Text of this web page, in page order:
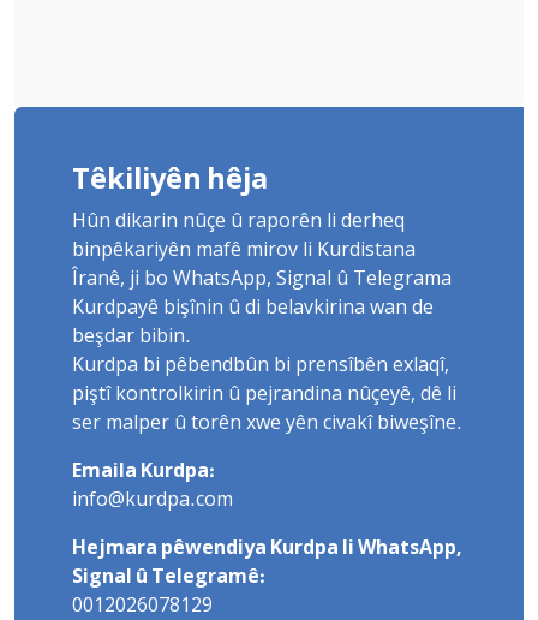
Têkiliyên hêja
Hûn dikarin nûçe û raporên li derheq
binpêkariyên mafê mirov li Kurdistana
Îranê, ji bo WhatsApp, Signal û Telegrama
Kurdpayê bişînin û di belavkirina wan de
beşdar bibin.
Kurdpa bi pêbendbûn bi prensîbên exlaqî,
piştî kontrolkirin û pejrandina nûçeyê, dê li
ser malper û torên xwe yên civakî biweşîne.
Emaila Kurdpa:
info@kurdpa.com
Hejmara pêwendiya Kurdpa li WhatsApp,
Signal û Telegramê:
0012026078129